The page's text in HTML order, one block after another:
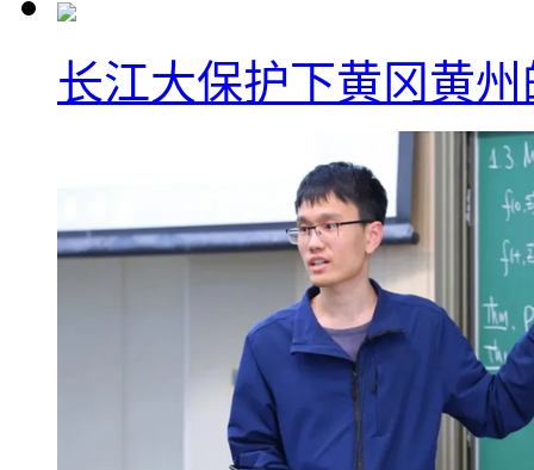
长江大保护下黄冈黄